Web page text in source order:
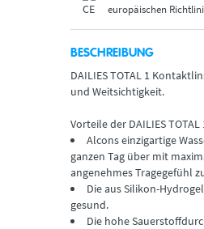
europäischen
BESCHREIBUNG
DAILIES TOTAL 1
und Weitsichtigkeit.
Vorteile der DAILIES
Alcons einzigartige
ganzen Tag über mit
angenehmes Tragegefühl
Die aus Silikon-
gesund.
Die hohe